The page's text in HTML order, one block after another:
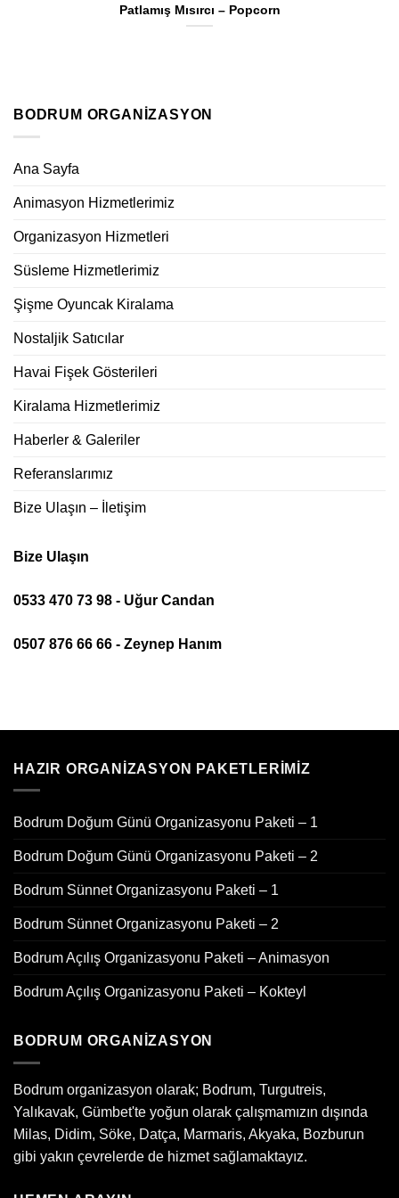
Patlamış Mısırcı – Popcorn
BODRUM ORGANIZASYON
Ana Sayfa
Animasyon Hizmetlerimiz
Organizasyon Hizmetleri
Süsleme Hizmetlerimiz
Şişme Oyuncak Kiralama
Nostaljik Satıcılar
Havai Fişek Gösterileri
Kiralama Hizmetlerimiz
Haberler & Galeriler
Referanslarımız
Bize Ulaşın – İletişim
Bize Ulaşın
0533 470 73 98 - Uğur Candan
0507 876 66 66 - Zeynep Hanım
HAZIR ORGANIZASYON PAKETLERIMIZ
Bodrum Doğum Günü Organizasyonu Paketi – 1
Bodrum Doğum Günü Organizasyonu Paketi – 2
Bodrum Sünnet Organizasyonu Paketi – 1
Bodrum Sünnet Organizasyonu Paketi – 2
Bodrum Açılış Organizasyonu Paketi – Animasyon
Bodrum Açılış Organizasyonu Paketi – Kokteyl
BODRUM ORGANIZASYON
Bodrum organizasyon olarak; Bodrum, Turgutreis,
Yalıkavak, Gümbet'te yoğun olarak çalışmamızın dışında
Milas, Didim, Söke, Datça, Marmaris, Akyaka, Bozburun
gibi yakın çevrelerde de hizmet sağlamaktayız.